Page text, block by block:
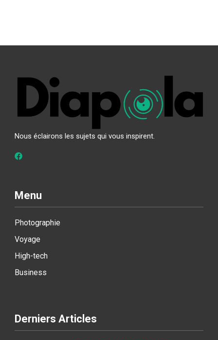
Nous éclairons les sujets qui vous inspirent.
Menu
Photographie
Voyage
High-tech
Business
Derniers Articles